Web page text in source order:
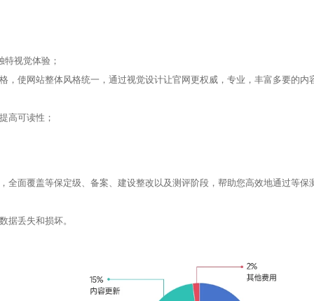
视觉体验；
，使网站整体风格统一，通过视觉设计让官网更权威，专业，丰富多要的内
高可读性；
全面覆盖等保定级、备案、建设整改以及测评阶段，帮助您高效地通过等保
据丢失和损坏。